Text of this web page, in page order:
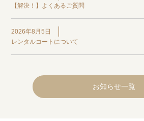
【解決！】よくあるご質問
2026年8月5日
レンタルコートについて
お知らせ一覧